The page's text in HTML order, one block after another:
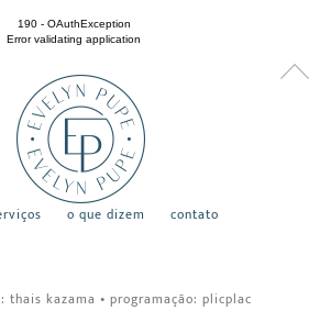
190 - OAuthException
Error validating application
o que dizem contato
thais kazama • programação: plicplac